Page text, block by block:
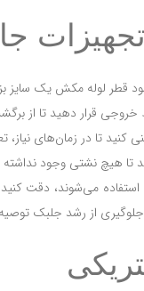
قطر لوله مکش یک سایز
قرار دهید تا از
کنید تا در زمان‌های
تا هیچ نشتی وجود
می‌شوند، دقت
از رشد جلبک